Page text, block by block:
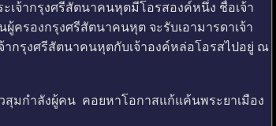
ากรุงศรีสัตนาคนหุตมีโอรสองค์หนึ่ง ชื่อเจ้า
ครองกรุงศรีสัตนาคนหุต จะรับเอามารดาเจ้า
กรุงศรีสัตนาคนหุตกับเจ้าองค์หล่อโอรสไปอยู่ ณ
มกำลังผู้คน คอยหาโอกาสแก้แค้นพระยาเมือง